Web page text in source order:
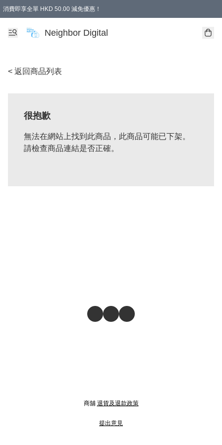
消費即享全單 HKD 50.00 減免優惠！
Neighbor Digital
< 返回商品列表
很抱歉
無法在網站上找到此商品，此商品可能已下架。
請檢查商品連結是否正確。
商舖 退貨及退款政策
提出意見